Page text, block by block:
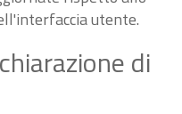
utente.
di